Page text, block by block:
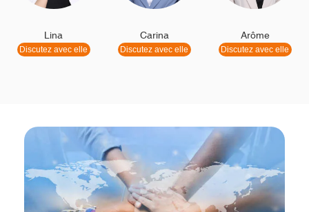
Lina
Discutez avec elle
Carina
Discutez avec elle
Arôme
Discutez avec elle